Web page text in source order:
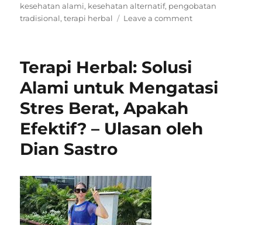
on
kesehatan alami, kesehatan alternatif, pengobatan
tradisional,terapi herbal Leave a commenton
yang
Terapi Herbal: Solusi
Alami untuk Mengatasi
Stres Berat, Apakah
Efektif? – Ulasan oleh
Dian Sastro